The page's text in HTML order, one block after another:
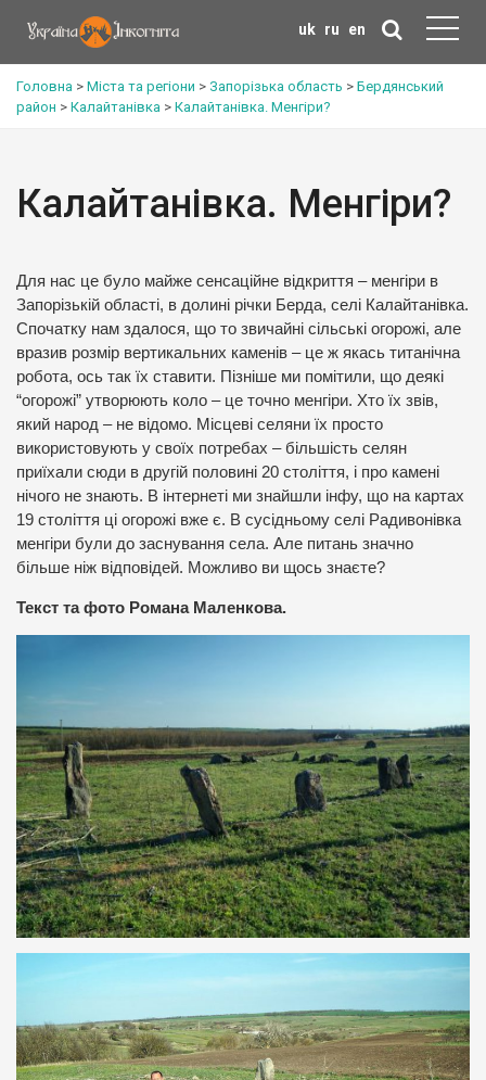
uk ru en
Головна > Міста та регіони > Запорізька область > Бердянський
район > Калайтанівка > Калайтанівка. Менгіри?
Калайтанівка. Менгіри?
Для нас це було майже сенсаційне відкриття – менгіри в
Запорізькій області, в долині річки Берда, селі Калайтанівка.
Спочатку нам здалося, що то звичайні сільські огорожі, але
вразив розмір вертикальних каменів – це ж якась титанічна
робота, ось так їх ставити. Пізніше ми помітили, що деякі
“огорожі” утворюють коло – це точно менгіри. Хто їх звів,
який народ – не відомо. Місцеві селяни їх просто
використовують у своїх потребах – більшість селян
приїхали сюди в другій половині 20 століття, і про камені
нічого не знають. В інтернеті ми знайшли інфу, що на картах
19 століття ці огорожі вже є. В сусідньому селі Радивонівка
менгіри були до заснування села. Але питань значно
більше ніж відповідей. Можливо ви щось знаєте?
Текст та фото Романа Маленкова.